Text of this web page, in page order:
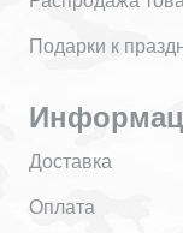
Подарки к
Доставка
Оплата